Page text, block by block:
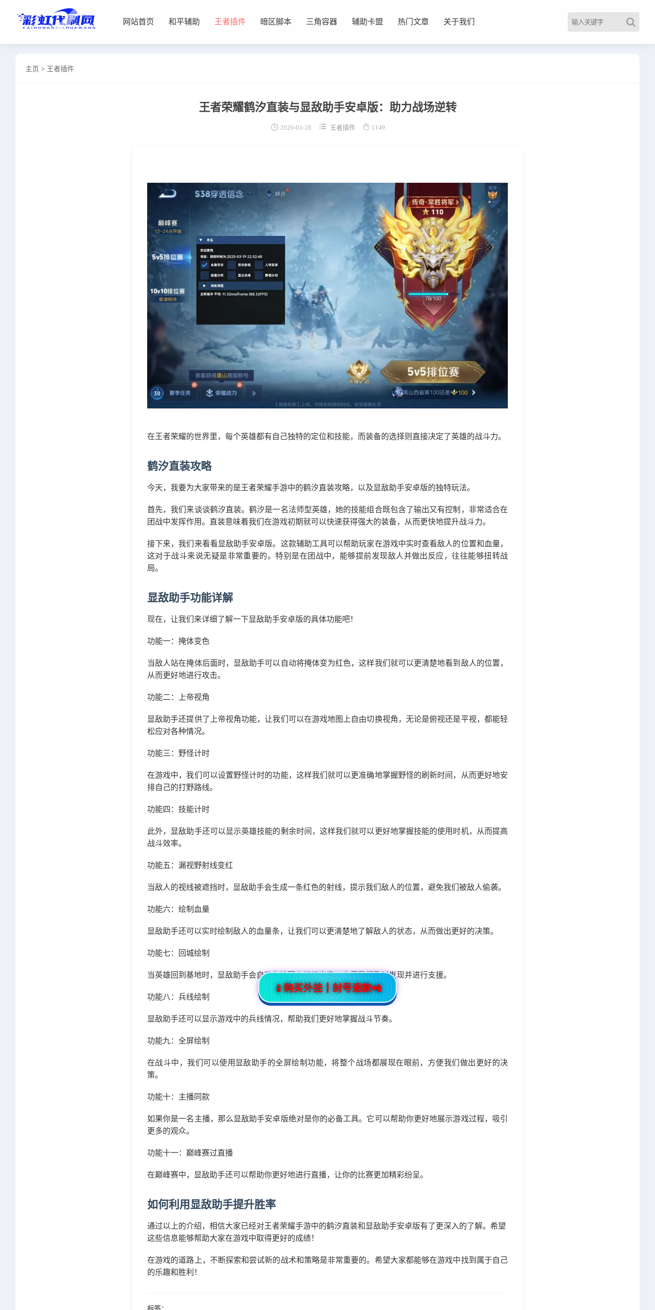
网站首页 和平辅助 王者插件 暗区脚本 三角容器 辅助卡盟 热门文章 关于我们
网站首页
主页 > 王者插件
王者荣耀鹤汐直装与显敌助手安卓版：助力战场逆转
 2026-01-28  王者插件  1149
在王者荣耀的世界里，每个英雄都有自己独特的定位和技能，而装备的选择则直接决定了英雄的战斗力。
鹤汐直装攻略
今天，我要为大家带来的是王者荣耀手游中的鹤汐直装攻略，以及显敌助手安卓版的独特玩法。
首先，我们来谈谈鹤汐直装。鹤汐是一名法师型英雄，她的技能组合既包含了输出又有控制，非常适合在
团战中发挥作用。直装意味着我们在游戏初期就可以快速获得强大的装备，从而更快地提升战斗力。
接下来，我们来看看显敌助手安卓版。这款辅助工具可以帮助玩家在游戏中实时查看敌人的位置和血量，
这对于战斗来说无疑是非常重要的。特别是在团战中，能够提前发现敌人并做出反应，往往能够扭转战
局。
显敌助手功能详解
现在，让我们来详细了解一下显敌助手安卓版的具体功能吧！
功能一：掩体变色
当敌人站在掩体后面时，显敌助手可以自动将掩体变为红色，这样我们就可以更清楚地看到敌人的位置，
从而更好地进行攻击。
功能二：上帝视角
显敌助手还提供了上帝视角功能，让我们可以在游戏地图上自由切换视角，无论是俯视还是平视，都能轻
松应对各种情况。
功能三：野怪计时
在游戏中，我们可以设置野怪计时的功能，这样我们就可以更准确地掌握野怪的刷新时间，从而更好地安
排自己的打野路线。
功能四：技能计时
此外，显敌助手还可以显示英雄技能的剩余时间，这样我们就可以更好地掌握技能的使用时机，从而提高
战斗效率。
功能五：漏视野射线变红
当敌人的视线被遮挡时，显敌助手会生成一条红色的射线，提示我们敌人的位置，避免我们被敌人偷袭。
功能六：绘制血量
显敌助手还可以实时绘制敌人的血量条，让我们可以更清楚地了解敌人的状态，从而做出更好的决策。
功能七：回城绘制
当英雄回到基地时，显敌助手会自动在地图上标记出来，方便我们及时发现并进行支援。
功能八：兵线绘制
显敌助手还可以显示游戏中的兵线情况，帮助我们更好地掌握战斗节奏。
功能九：全屏绘制
在战斗中，我们可以使用显敌助手的全屏绘制功能，将整个战场都展现在眼前，方便我们做出更好的决
策。
功能十：主播同款
如果你是一名主播，那么显敌助手安卓版绝对是你的必备工具。它可以帮助你更好地展示游戏过程，吸引
更多的观众。
功能十一：巅峰赛过直播
在巅峰赛中，显敌助手还可以帮助你更好地进行直播，让你的比赛更加精彩纷呈。
如何利用显敌助手提升胜率
通过以上的介绍，相信大家已经对王者荣耀手游中的鹤汐直装和显敌助手安卓版有了更深入的了解。希望
这些信息能够帮助大家在游戏中取得更好的成绩！
在游戏的道路上，不断探索和尝试新的战术和策略是非常重要的。希望大家都能够在游戏中找到属于自己
的乐趣和胜利！
标签：
📱购买外挂┃封号退款📲